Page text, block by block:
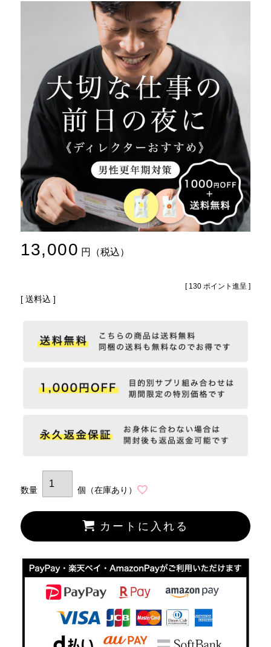
13,000 税込
[ 130 ポイント進呈 ]
送料込
カートに入れる